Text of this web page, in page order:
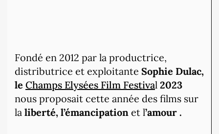
Fondé en 2012 par la productrice,
distributrice et exploitante Sophie Dulac,
le Champs Elysées Film Festival 2023
nous proposait cette année des films sur
la liberté, l’émancipation et l’amour .